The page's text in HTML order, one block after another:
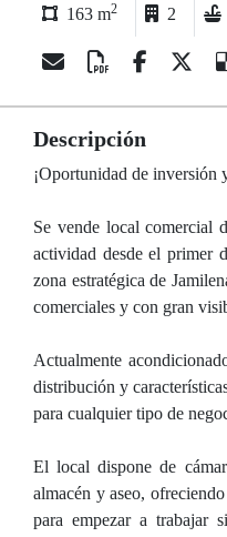
163 m2 2
Descripción
¡Oportunidad de inversión
Se vende local comercial
actividad desde el primer
zona estratégica de
comerciales y con gran
Actualmente
distribución y
para cualquier tipo de
El local dispone de
almacén y aseo,
para empezar a trabajar